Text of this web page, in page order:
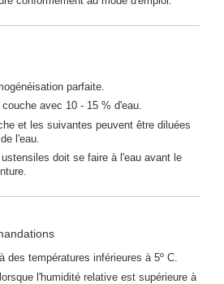
parfaite.
couche avec 10 - 15 % d'eau.
et les suivantes peuvent être diluées
l'eau.
doit se faire à l'eau avant le
des températures inférieures à 5º C.
l'humidité relative est supérieure à